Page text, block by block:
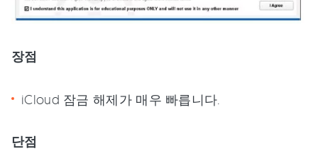
장점
iCloud 잠금 해제가 매우 빠릅니다.
단점